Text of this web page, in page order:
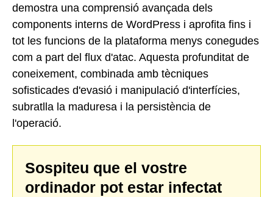
demostra una comprensió avançada dels
components interns de WordPress i aprofita fins i
tot les funcions de la plataforma menys conegudes
com a part del flux d'atac. Aquesta profunditat de
coneixement, combinada amb tècniques
sofisticades d'evasió i manipulació d'interfícies,
subratlla la maduresa i la persistència de
l'operació.
Sospiteu que el vostre
ordinador pot estar infectat